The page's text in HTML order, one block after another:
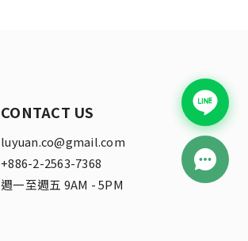
CONTACT US
luyuan.co@gmail.com
+886-2-2563-7368
週一至週五 9AM - 5PM